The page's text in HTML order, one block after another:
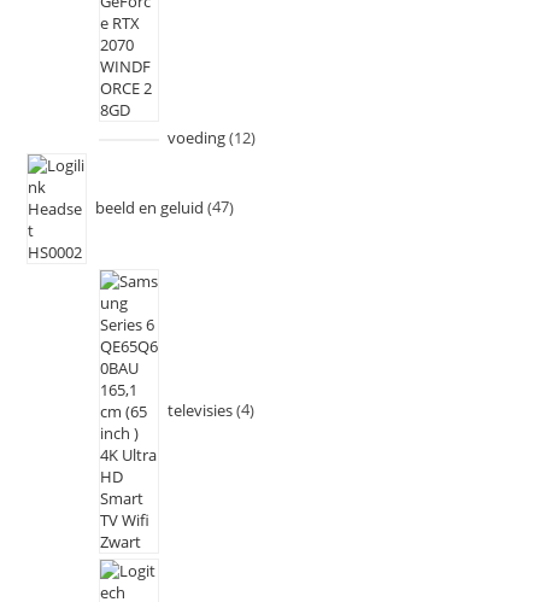
voeding 12
beeld en geluid 47
televisies 4